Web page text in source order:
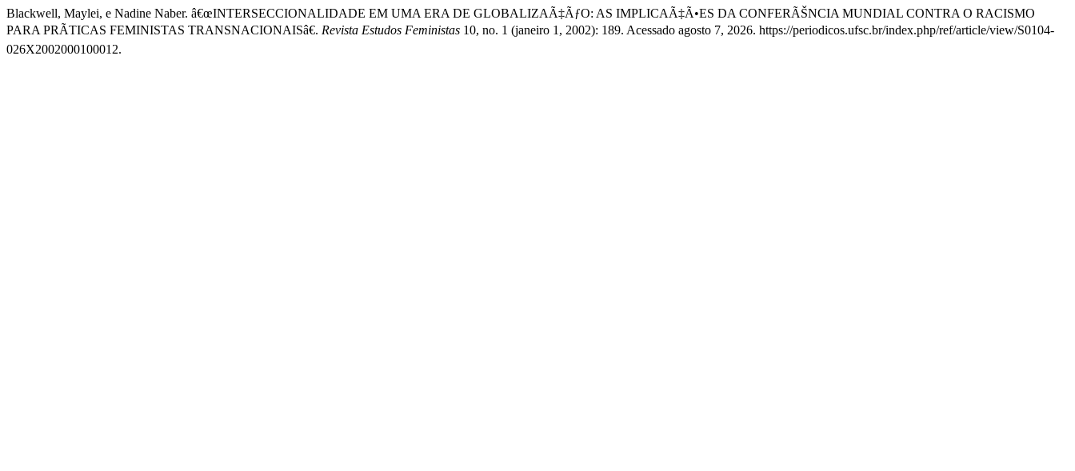
Blackwell, Maylei, e Nadine Naber. â€œINTERSECCIONALIDADE EM UMA ERA DE GLOBALIZAÃ‡ÃƒO: AS IMPLICAÃ‡Ã•ES DA CONFERÃŠNCIA MUNDIAL CONTRA O RACISMO
PARA PRÃTICAS FEMINISTAS TRANSNACIONAISâ€. Revista Estudos Feministas 10, no. 1 (janeiro 1, 2002): 189. Acessado agosto 7, 2026. https://periodicos.ufsc.br/index.php/ref/article/view/S0104-
026X2002000100012.